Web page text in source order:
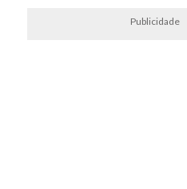
Publicidade